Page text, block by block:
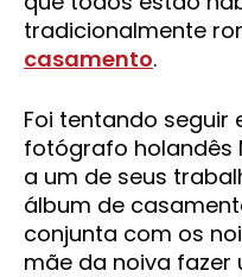
tradicionalmente
casamento.
Foi tentando seguir
fotógrafo holandês
a um de seus
álbum de
conjunta com os
mãe da noiva fazer